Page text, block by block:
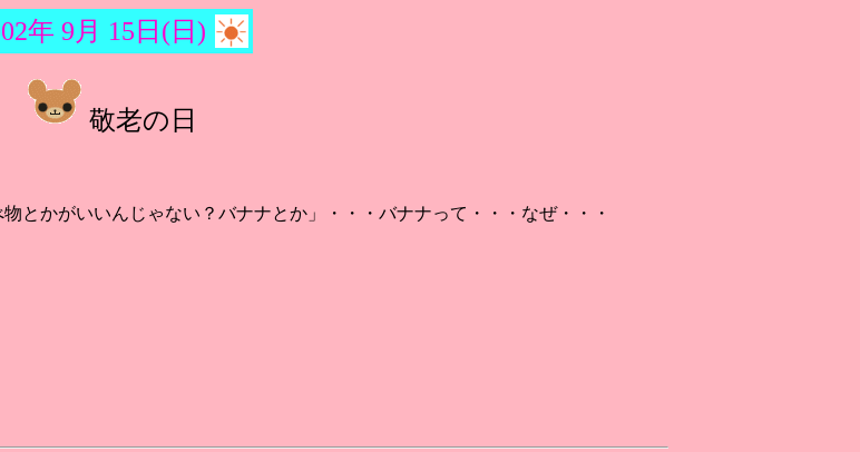
年 9月 15日(日)
敬老の日
とかがいいんじゃない？バナナとか」・・・バナナって・・・なぜ・・・